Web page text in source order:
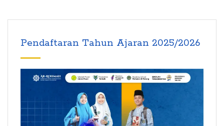
Pendaftaran Tahun Ajaran 2025/2026